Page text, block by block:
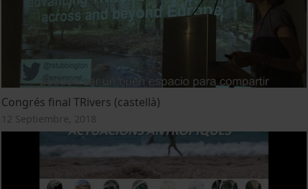
Congrés final TRivers (castellà)
12 Septiembre, 2018